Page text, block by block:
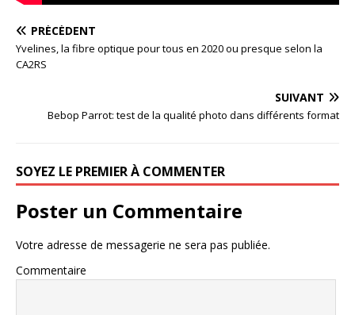
PRÉCÉDENT
Yvelines, la fibre optique pour tous en 2020 ou presque selon la
CA2RS
SUIVANT
Bebop Parrot: test de la qualité photo dans différents format
SOYEZ LE PREMIER À COMMENTER
Poster un Commentaire
Votre adresse de messagerie ne sera pas publiée.
Commentaire